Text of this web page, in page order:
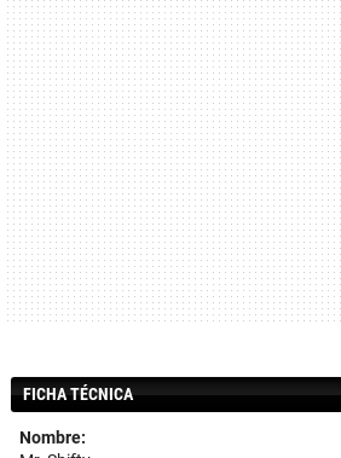
FICHA TÉCNICA
Nombre: